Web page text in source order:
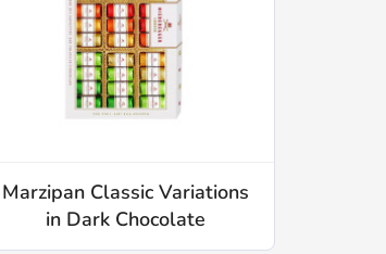
Marzipan Classic Variations
in Dark Chocolate